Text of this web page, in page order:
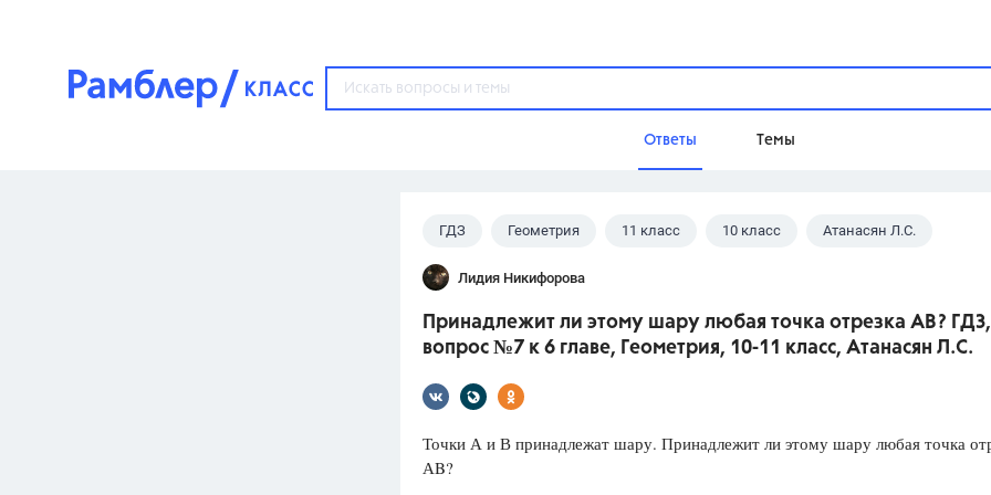
Ответы Темы
Популярные темы
ГДЗ
ОГЭ
ФИПИ
Домашнее задание
ГДЗ Геометрия 11 класс 10 класс Атанасян Л.С.
Лидия Никифорова
Принадлежит ли этому шару любая точка отрезка АB? ГДЗ,
вопрос №7 к 6 главе, Геометрия, 10-11 класс, Атанасян Л.С.
Точки А и В принадлежат шару. Принадлежит ли этому шару любая точка
АB?